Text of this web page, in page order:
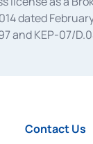
dated
and KEP-07/
decree of
whose
Contact Us